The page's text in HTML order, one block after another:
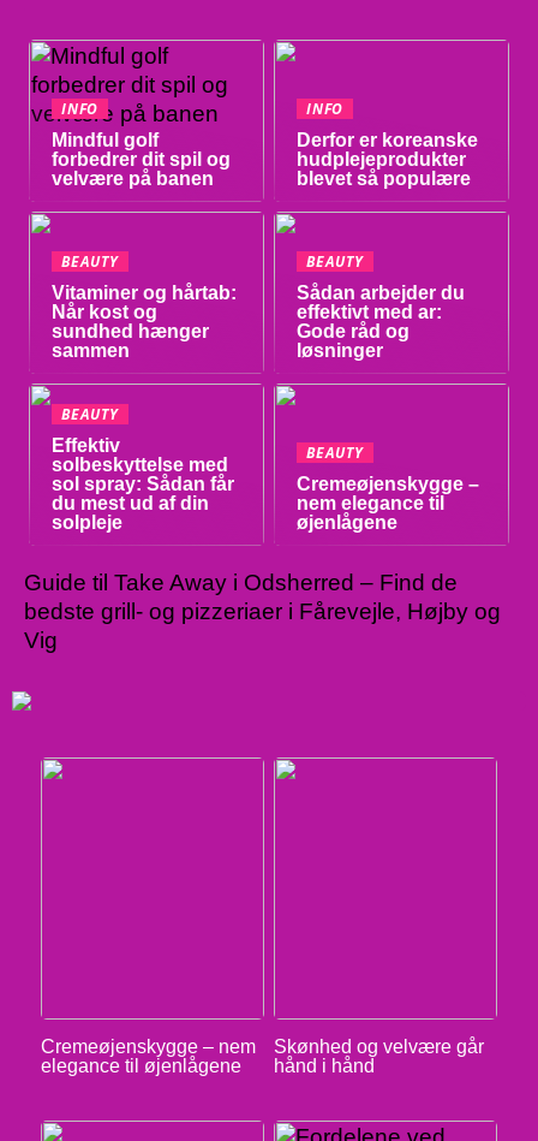
INFO
Mindful golf
forbedrer dit spil og
velvære på banen
INFO
Derfor er koreanske
hudplejeprodukter
blevet så populære
BEAUTY
Vitaminer og hårtab:
Når kost og
sundhed hænger
sammen
BEAUTY
Sådan arbejder du
effektivt med ar:
Gode råd og
løsninger
BEAUTY
Effektiv
solbeskyttelse med
sol spray: Sådan får
du mest ud af din
solpleje
BEAUTY
Cremeøjenskygge –
nem elegance til
øjenlågene
Guide til Take Away i Odsherred – Find de
bedste grill- og pizzeriaer i Fårevejle, Højby og
Vig
Cremeøjenskygge – nem
elegance til øjenlågene
Skønhed og velvære går
hånd i hånd